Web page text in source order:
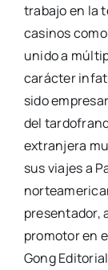
trabajo en la
casinos
unido a
carácter
sido
del
extranjera
sus viajes a
presentador,
promotor en
Gong